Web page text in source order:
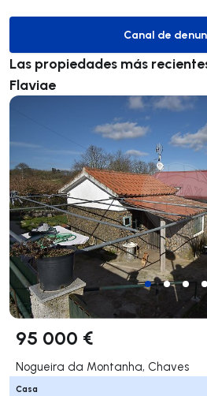
Canal de
Las propiedades más
Flaviae
95 000 €
Nogueira da Montanha, Chaves
Casa